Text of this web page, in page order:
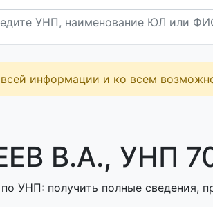
информации и ко всем
В.А., УНП
УНП: получить полные сведения,